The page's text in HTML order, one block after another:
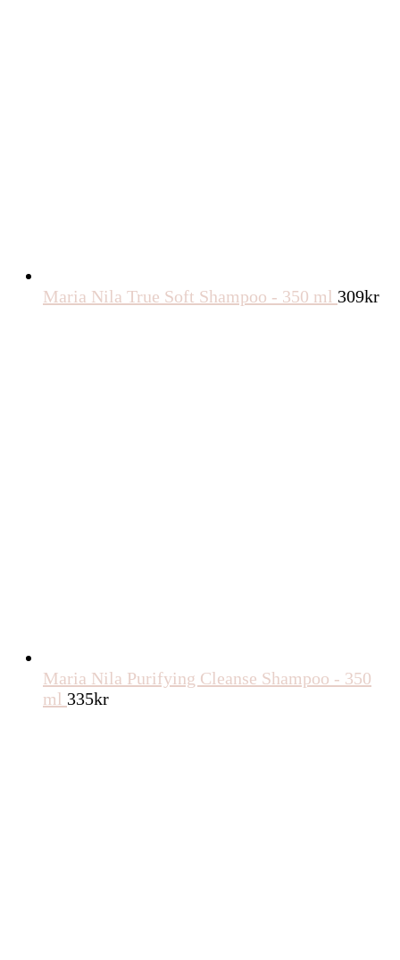
Maria Nila True Soft Shampoo - 350 ml 309kr
Maria Nila Purifying Cleanse Shampoo - 350
ml 335kr